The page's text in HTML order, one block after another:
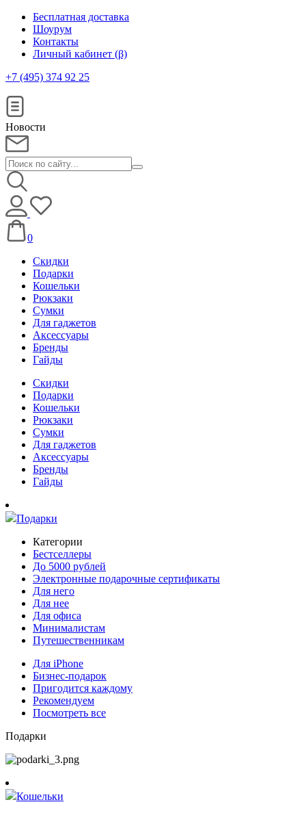
Бесплатная доставка
Шоурум
Контакты
Личный кабинет (β)
+7 (495) 374 92 25
Новости
0
Скидки
Подарки
Кошельки
Рюкзаки
Сумки
Для гаджетов
Аксессуары
Бренды
Гайды
Скидки
Подарки
Кошельки
Рюкзаки
Сумки
Для гаджетов
Аксессуары
Бренды
Гайды
Подарки
Категории
Бестселлеры
До 5000 рублей
Электронные подарочные сертификаты
Для него
Для нее
Для офиса
Минималистам
Путешественникам
Для iPhone
Бизнес-подарок
Пригодится каждому
Рекомендуем
Посмотреть все
Подарки
Кошельки